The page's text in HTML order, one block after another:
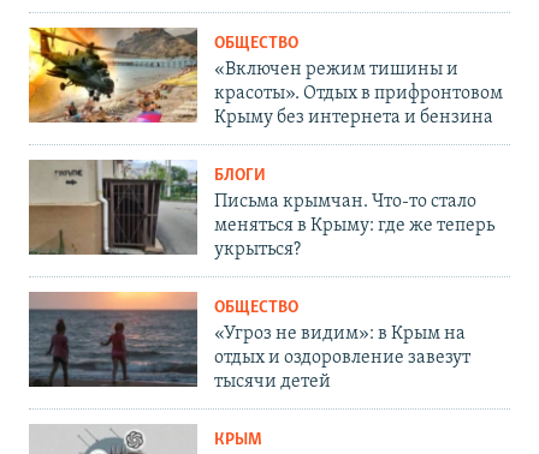
ОБЩЕСТВО
«Включен режим тишины и
красоты». Отдых в прифронтовом
Крыму без интернета и бензина
БЛОГИ
Письма крымчан. Что-то стало
меняться в Крыму: где же теперь
укрыться?
ОБЩЕСТВО
«Угроз не видим»: в Крым на
отдых и оздоровление завезут
тысячи детей
КРЫМ